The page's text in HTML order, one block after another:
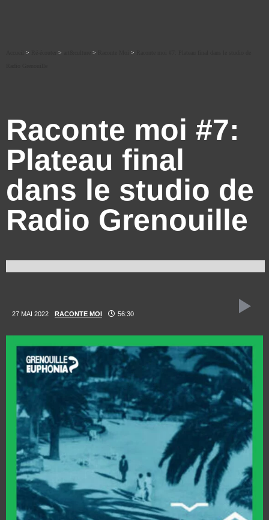
> > > >
Raconte moi #7:
Plateau final
dans le studio de
Radio Grenouille
27 MAI 2022 RACONTE MOI 56:30